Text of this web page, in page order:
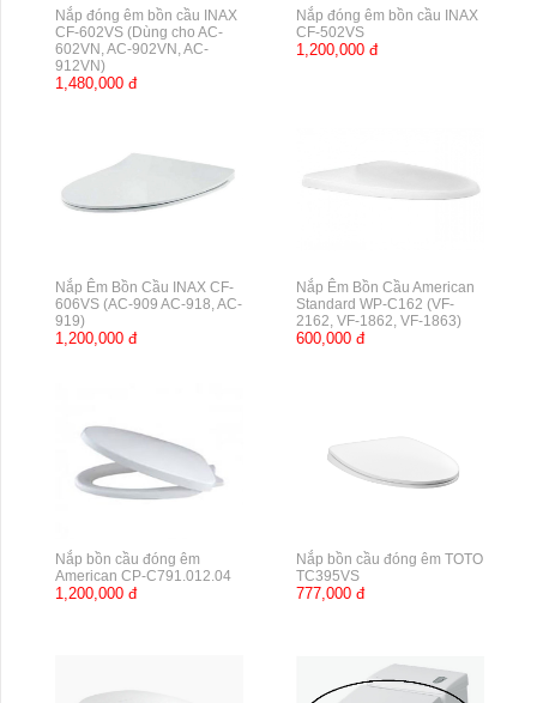
Nắp đóng êm bồn cầu INAX
CF-602VS (Dùng cho AC-
602VN, AC-902VN, AC-
912VN)
1,480,000 đ
Nắp đóng êm bồn cầu INAX
CF-502VS
1,200,000 đ
Nắp Êm Bồn Cầu INAX CF-
606VS (AC-909 AC-918, AC-
919)
1,200,000 đ
Nắp Êm Bồn Cầu American
Standard WP-C162 (VF-
2162, VF-1862, VF-1863)
600,000 đ
Nắp bồn cầu đóng êm
American CP-C791.012.04
1,200,000 đ
Nắp bồn cầu đóng êm TOTO
TC395VS
777,000 đ